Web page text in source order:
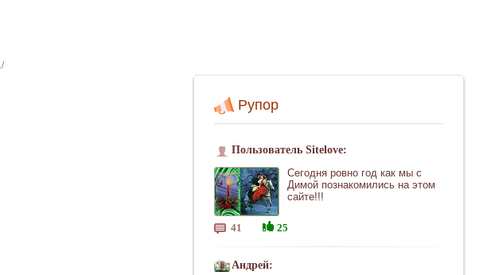
Рупор
Пользователь Sitelove:
Сегодня ровно год как мы с
Димой познакомились на этом
сайте!!!
41 25
Андрей:
/